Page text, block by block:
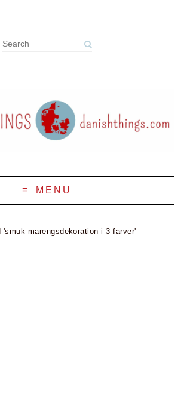
MENU
'smuk marengsdekoration i 3 farver'